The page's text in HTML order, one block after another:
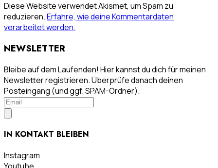
Diese Website verwendet Akismet, um Spam zu
reduzieren.Erfahre, wie deine Kommentardaten
verarbeitet werden.
NEWSLETTER
Bleibe auf dem Laufenden! Hier kannst du dich für meinen
Newsletter registrieren. Überprüfe danach deinen
Posteingang (und ggf. SPAM-Ordner).
IN KONTAKT BLEIBEN
Instagram